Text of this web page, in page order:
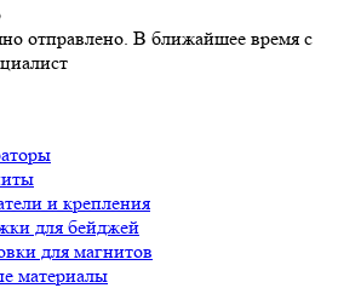
отправлено. В ближайшее время с
и крепления
для бейджей
для магнитов
материалы